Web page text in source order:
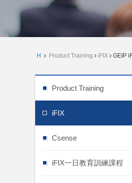
H Product Training iFIX GEIP
Product Training
iFIX
Csense
iFIX一日教育訓練課程